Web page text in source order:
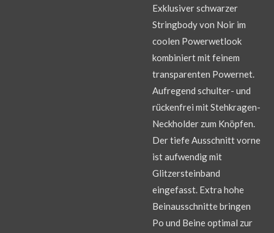
Exklusiver schwarzer
Stringbody von Noir im
coolen Powerwetlook
kombiniert mit feinem
transparenten Powernet.
Aufregend schulter- und
rückenfrei mit Stehkragen-
Neckholder zum Knöpfen.
Der tiefe Ausschnitt vorne
ist aufwendig mit
Glitzersteinband
eingefasst. Extra hohe
Beinausschnitte bringen
Po und Beine optimal zur